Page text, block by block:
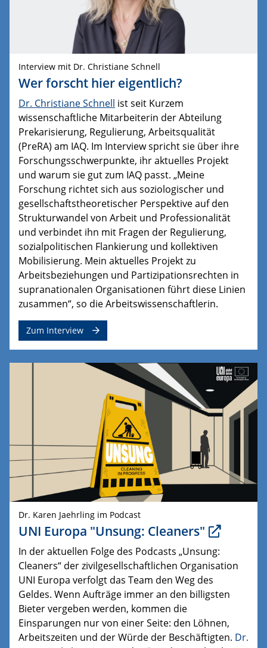
Interview mit Dr. Christiane Schnell
Wer forscht hier eigentlich?
Dr. Christiane Schnell ist seit Kurzem
wissenschaftliche Mitarbeiterin der Abteilung
Prekarisierung, Regulierung, Arbeitsqualität
(PreRA) am IAQ. Im Interview spricht sie über ihre
Forschungsschwerpunkte, ihr aktuelles Projekt
und warum sie gut zum IAQ passt. „Meine
Forschung richtet sich aus soziologischer und
gesellschaftstheoretischer Perspektive auf den
Strukturwandel von Arbeit und Professionalität
und verbindet ihn mit Fragen der Regulierung,
sozialpolitischen Flankierung und kollektiven
Mobilisierung. Mein aktuelles Projekt zu
Arbeitsbeziehungen und Partizipationsrechten in
supranationalen Organisationen führt diese Linien
zusammen“, so die Arbeitswissenschaftlerin.
Zum Interview
Dr. Karen Jaehrling im Podcast
UNI Europa "Unsung: Cleaners"
In der aktuellen Folge des Podcasts „Unsung:
Cleaners“ der zivilgesellschaftlichen Organisation
UNI Europa verfolgt das Team den Weg des
Geldes. Wenn Aufträge immer an den billigsten
Bieter vergeben werden, kommen die
Einsparungen nur von einer Seite: den Löhnen,
Arbeitszeiten und der Würde der Beschäftigten. Dr.